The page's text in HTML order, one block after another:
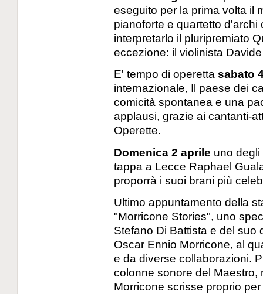
eseguito per la prima volta il
pianoforte e quartetto
interpretarlo il pluripremiato
eccezione: il violinista
E' tempo di operetta sabato
internazionale, Il paese dei
comicità spontanea e una
applausi, grazie ai cantanti-
Operette.
Domenica 2 aprile uno
tappa a Lecce Raphael
proporrà i suoi brani più
Ultimo appuntamento della
"Morricone Stories", uno
Stefano Di Battista e del suo
Oscar Ennio Morricone, al
e da diverse collaborazioni.
colonne sonore del Maestro,
Morricone scrisse proprio